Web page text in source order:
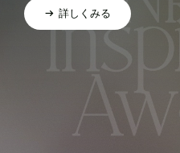
詳しくみる